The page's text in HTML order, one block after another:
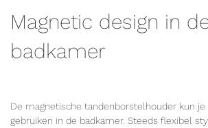
Magnetic design in
badkamer
De magnetische tandenborstelhouder kun
gebruiken in de badkamer. Steeds flexibel